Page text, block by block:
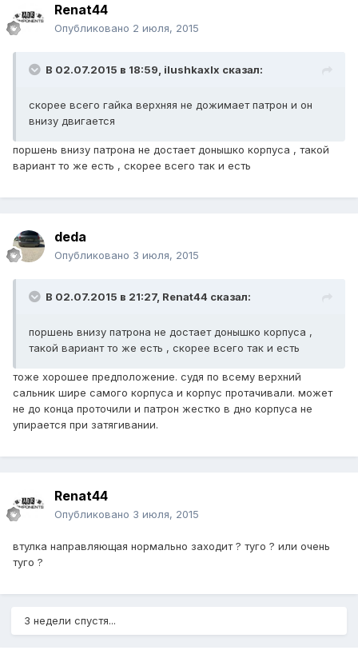
Renat44
Опубликовано 2 июля, 2015
В 02.07.2015 в 18:59, ilushkaxlx сказал:
скорее всего гайка верхняя не дожимает патрон и он
внизу двигается
поршень внизу патрона не достает донышко корпуса , такой
вариант то же есть , скорее всего так и есть
deda
Опубликовано 3 июля, 2015
В 02.07.2015 в 21:27, Renat44 сказал:
поршень внизу патрона не достает донышко корпуса ,
такой вариант то же есть , скорее всего так и есть
тоже хорошее предположение. судя по всему верхний
сальник шире самого корпуса и корпус протачивали. может
не до конца проточили и патрон жестко в дно корпуса не
упирается при затягивании.
Renat44
Опубликовано 3 июля, 2015
втулка направляющая нормально заходит ? туго ? или очень
туго ?
3 недели спустя...